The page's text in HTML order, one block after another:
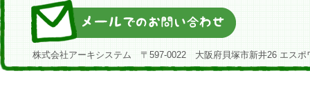
株式会社アーキシステム 〒597-0022 大阪府貝塚市新井26 エスポ